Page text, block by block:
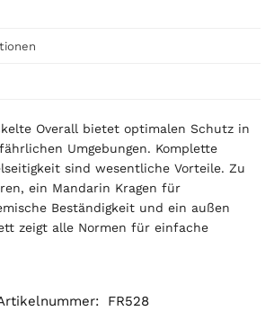
Overall bietet optimalen Schutz in
Umgebungen. Komplette
sind wesentliche Vorteile. Zu
ein Mandarin Kragen für
Beständigkeit und ein außen
zeigt alle Normen für einfache
FR528